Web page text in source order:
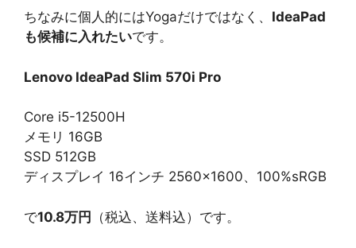
ちなみに個人的にはYogaだけではなく、 IdeaPad
も候補に入れたいです。
Lenovo IdeaPad Slim 570i Pro
Core i5-12500H
メモリ 16GB
SSD 512GB
ディスプレイ 16インチ 2560×1600、100%sRGB
で10.8万円 （税込、送料込）です。